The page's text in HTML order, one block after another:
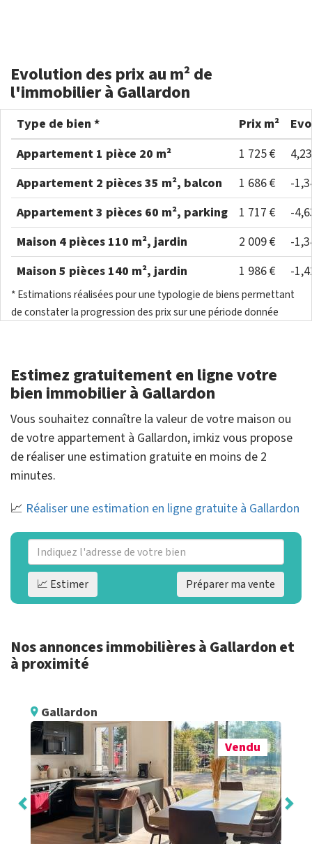
Evolution des prix au m² de
l'immobilier à Gallardon
Type de bien * Prix m²
Appartement 1 pièce 20 m²
1 725 €
Appartement 2 pièces 35 m², balcon
1 686 €
-
Appartement 3 pièces 60 m², parking
1 717 €
-
Maison 4 pièces 110 m², jardin
2 009 €
-
Maison 5 pièces 140 m², jardin
1 986 € -
* Estimations réalisées pour une typologie de biens permettant
de constater la progression des prix sur une période donnée
Estimez gratuitement en ligne votre
bien immobilier à Gallardon
Vous souhaitez connaître la valeur de votre maison ou
de votre appartement à Gallardon, imkiz vous propose
de réaliser une estimation gratuite en moins de 2
minutes.
📈 Réaliser une estimation en ligne gratuite à Gallardon
📈 Estimer Préparer ma vente
Nos annonces immobilières à Gallardon et
à proximité
Gallardon
Vendu